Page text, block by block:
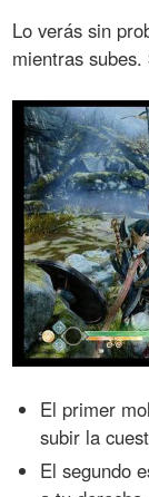
Lo verás sin
mientras subes.
El primer
subir la
El segundo